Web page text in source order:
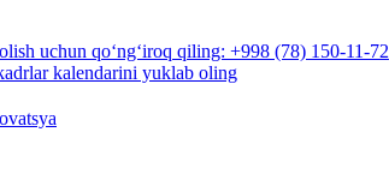
uchun qoʻngʻiroq qiling: +998 (78) 150-11-72
kalendarini yuklab oling